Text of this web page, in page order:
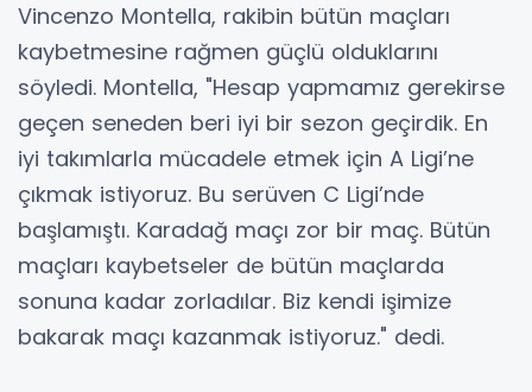
Vincenzo Montella, rakibin bütün maçları
kaybetmesine rağmen güçlü olduklarını
söyledi. Montella, "Hesap yapmamız gerekirse
geçen seneden beri iyi bir sezon geçirdik. En
iyi takımlarla mücadele etmek için A Ligi’ne
çıkmak istiyoruz. Bu serüven C Ligi’nde
başlamıştı. Karadağ maçı zor bir maç. Bütün
maçları kaybetseler de bütün maçlarda
sonuna kadar zorladılar. Biz kendi işimize
bakarak maçı kazanmak istiyoruz." dedi.